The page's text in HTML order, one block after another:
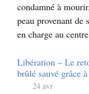
condamné à
peau provenant
en charge au
Libération – Le
brûlé sauvé grâce
24 avr